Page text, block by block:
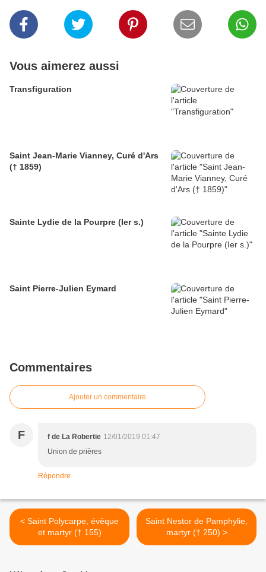
Vous aimerez aussi
Transfiguration
Saint Jean-Marie Vianney, Curé d'Ars
(† 1859)
Sainte Lydie de la Pourpre (Ier s.)
Saint Pierre-Julien Eymard
Commentaires
Ajouter un commentaire
F f de La Robertie 12/01/2019 01:47
Union de prières
Répondre
< Saint Polycarpe, évêque
et martyr († 155)
Saint Nestor de Pamphylie,
martyr († 250) >